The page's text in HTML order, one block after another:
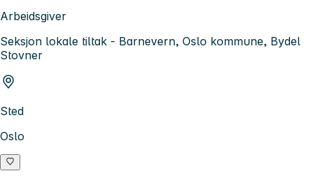
Arbeidsgiver
Seksjon lokale tiltak - Barnevern, Oslo kommune, Bydel
Stovner
Sted
Oslo